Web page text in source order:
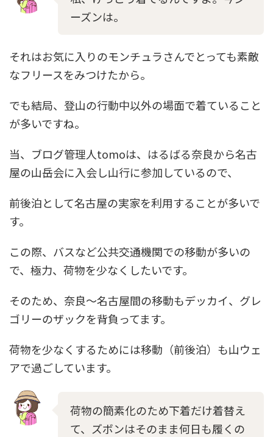
ーズンは。
それはお気に入りのモンチュラさんでとっても素敵
なフリースをみつけたから。
でも結局、登山の行動中以外の場面で着ていること
が多いですね。
当、ブログ管理人tomoは、はるばる奈良から名古
屋の山岳会に入会し山行に参加しているので、
前後泊として名古屋の実家を利用することが多いで
す。
この際、バスなど公共交通機関での移動が多いの
で、極力、荷物を少なくしたいです。
そのため、奈良～名古屋間の移動もデッカイ、グレ
ゴリーのザックを背負ってます。
荷物を少なくするためには移動（前後泊）も山ウェ
アで過ごしています。
荷物の簡素化のため下着だけ着替え
て、ズボンはそのまま何日も履くの